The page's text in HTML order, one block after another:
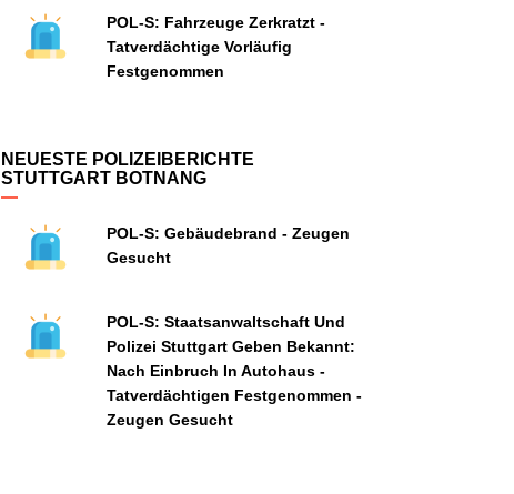
POL-S: Fahrzeuge Zerkratzt -
Tatverdächtige Vorläufig
Festgenommen
NEUESTE POLIZEIBERICHTE
STUTTGART BOTNANG
POL-S: Gebäudebrand - Zeugen
Gesucht
POL-S: Staatsanwaltschaft Und
Polizei Stuttgart Geben Bekannt:
Nach Einbruch In Autohaus -
Tatverdächtigen Festgenommen -
Zeugen Gesucht